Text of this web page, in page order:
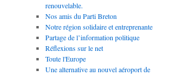
renouvelable.
Nos amis du Parti Breton
Notre région solidaire et entreprenante
Partage de l’information politique
Réflexions sur le net
Toute l'Europe
Une alternative au nouvel aéroport de